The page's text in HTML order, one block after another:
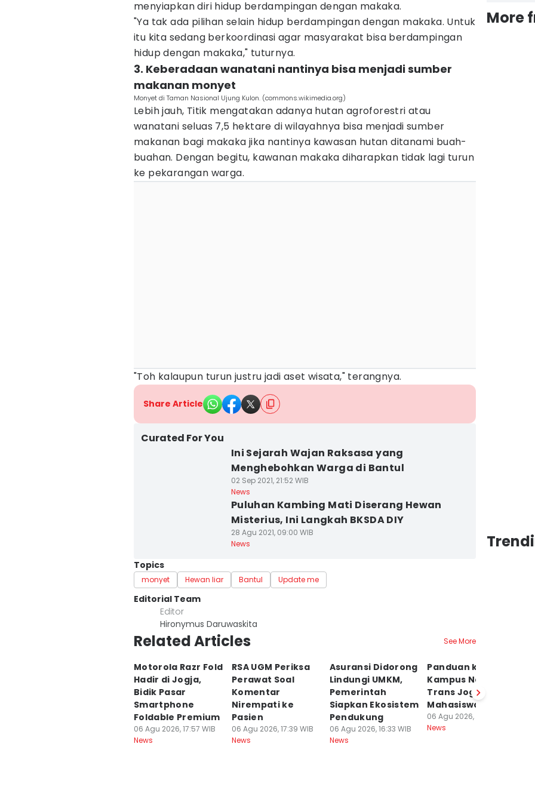
menyiapkan diri hidup berdampingan dengan makaka.
"Ya tak ada pilihan selain hidup berdampingan dengan makaka. Untuk
itu kita sedang berkoordinasi agar masyarakat bisa berdampingan
hidup dengan makaka," tuturnya.
3. Keberadaan wanatani nantinya bisa menjadi sumber
makanan monyet
Monyet di Taman Nasional Ujung Kulon. (commons.wikimedia.org)
‎Lebih jauh, Titik mengatakan adanya hutan agroforestri atau
wanatani seluas 7,5 hektare di wilayahnya bisa menjadi sumber
makanan bagi makaka jika nantinya kawasan hutan ditanami buah-
buahan. Dengan begitu, kawanan makaka diharapkan tidak lagi turun
ke pekarangan warga.
"Toh kalaupun turun justru jadi aset wisata," terangnya.‎
Share Article
Curated For You
Ini Sejarah Wajan Raksasa yang
Menghebohkan Warga di Bantul
02 Sep 2021, 21:52 WIB
News
Puluhan Kambing Mati Diserang Hewan
Misterius, Ini Langkah BKSDA DIY
28 Agu 2021, 09:00 WIB
News
Topics
monyet Hewan liar Bantul Update me
Editorial Team
Editor
Hironymus Daruwaskita
Related Articles See More
Motorola Razr Fold
Hadir di Jogja,
Bidik Pasar
Smartphone
Foldable Premium
06 Agu 2026, 17:57 WIB
News
RSA UGM Periksa
Perawat Soal
Komentar
Nirempati ke
Pasien
06 Agu 2026, 17:39 WIB
News
Asuransi Didorong
Lindungi UMKM,
Pemerintah
Siapkan Ekosistem
Pendukung
06 Agu 2026, 16:33 WIB
News
Panduan ke
Kampus Naik
Trans Jogja buat
Mahasiswa Baru
06 Agu 2026, 16:20 WIB
News
More